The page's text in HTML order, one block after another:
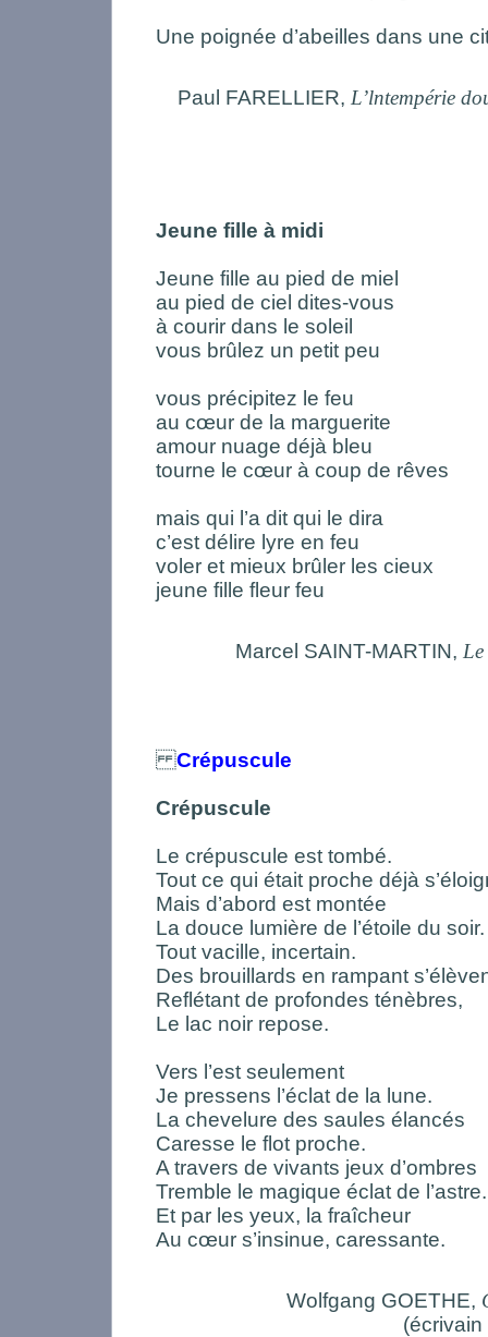
Une poignée d’abeilles dans une
Paul FARELLIER, L’lntempérie
Jeune fille à midi
Jeune fille au pied de miel
au pied de ciel dites-vous
à courir dans le soleil
vous brûlez un petit peu
vous précipitez le feu
au cœur de la marguerite
amour nuage déjà bleu
tourne le cœur à coup de rêves
mais qui l’a dit qui le dira
c’est délire lyre en feu
voler et mieux brûler les cieux
jeune fille fleur feu
Marcel SAINT-MARTIN,
Crépuscule
Crépuscule
Le crépuscule est tombé.
Tout ce qui était proche déjà
Mais d’abord est montée
La douce lumière de l’étoile du soir.
Tout vacille, incertain.
Des brouillards en rampant
Reflétant de profondes ténèbres,
Le lac noir repose.
Vers l’est seulement
Je pressens l’éclat de la lune.
La chevelure des saules élancés
Caresse le flot proche.
A travers de vivants jeux d’ombres
Tremble le magique éclat de l’astre.
Et par les yeux, la fraîcheur
Au cœur s’insinue, caressante.
Wolfgang GOETHE,